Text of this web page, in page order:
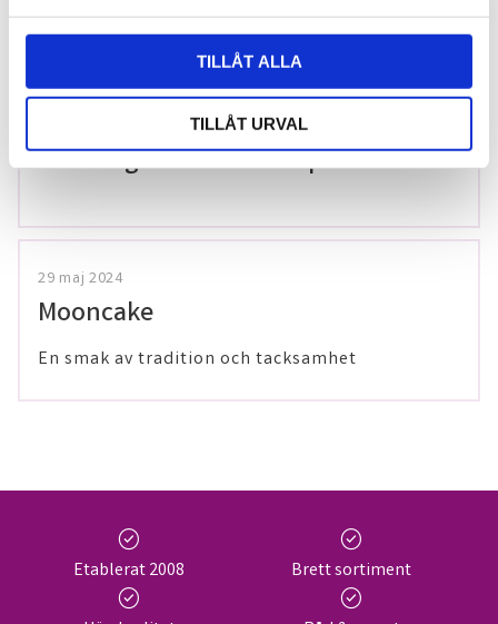
TILLÅT ALLA
TILLÅT URVAL
20 december 2025
Förkylningssäsongen är inte över –
värm dig med våra teer på Thailaan
29 maj 2024
Mooncake
En smak av tradition och tacksamhet
check_circle
Etablerat 2008
check_circle
Brett sortiment
check_circle check_circle